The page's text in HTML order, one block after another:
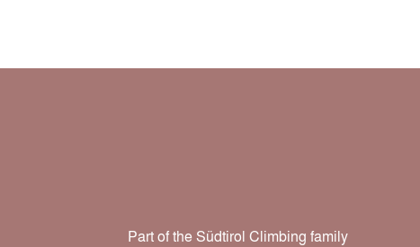
Part of the Südtirol Climbing family